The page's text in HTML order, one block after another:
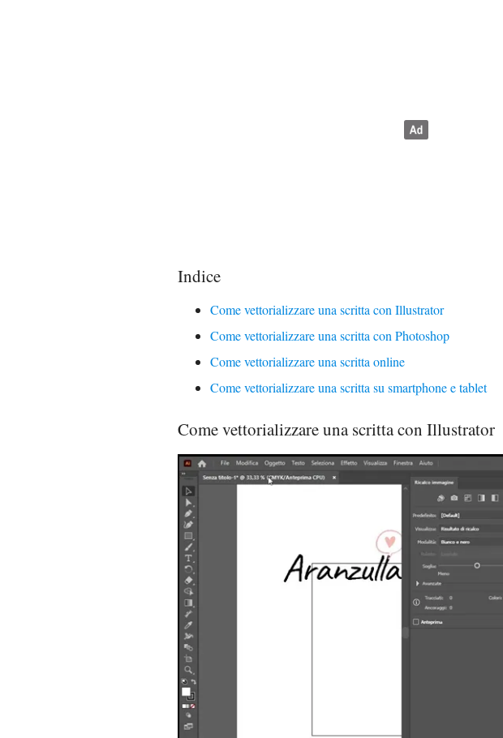
Indice
Come vettorializzare una scritta con Illustrator
Come vettorializzare una scritta con Photoshop
Come vettorializzare una scritta online
Come vettorializzare una scritta su smartphone e tablet
Come vettorializzare una scritta con Illustrator